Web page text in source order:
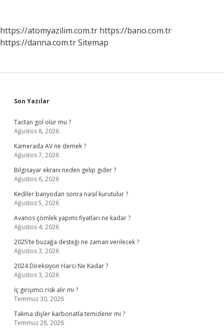
https://atomyazilim.com.tr https://bano.com.tr
https://danna.com.trSitemap
Sidebar
Son Yazılar
Tactan gol olur mu ?
Ağustos 8, 2026
Kamerada AV ne demek ?
Ağustos 7, 2026
Bilgisayar ekranı neden gelip gider ?
Ağustos 6, 2026
Kediler banyodan sonra nasıl kurutulur ?
Ağustos 5, 2026
Avanos çömlek yapımı fiyatları ne kadar ?
Ağustos 4, 2026
2025’te buzağa desteği ne zaman verilecek ?
Ağustos 3, 2026
2024 Direksiyon Harcı Ne Kadar ?
Ağustos 3, 2026
İç girişimci risk alır mı ?
Temmuz 30, 2026
Takma dişler karbonatla temizlenir mi ?
Temmuz 28, 2026